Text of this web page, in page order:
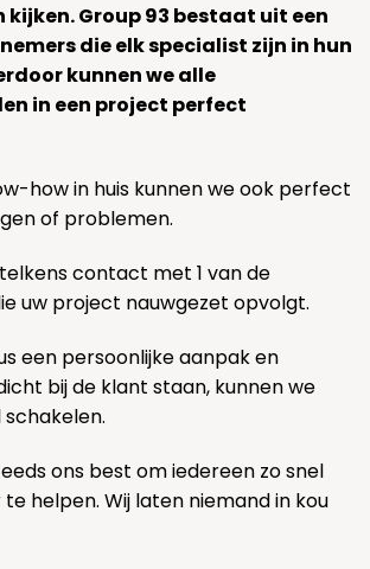
Group 93 bestaat uit een
die elk specialist zijn in hun
kunnen we alle
in een project perfect
how in huis kunnen we ook perfect
of problemen.
contact met 1 van de
uw project nauwgezet opvolgt.
een persoonlijke aanpak en
bij de klant staan, kunnen we
ons best om iedereen zo snel
helpen. Wij laten niemand in kou